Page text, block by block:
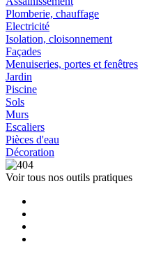
Plomberie, chauffage
Electricité
Isolation, cloisonnement
Façades
Menuiseries, portes et fenêtres
Jardin
Piscine
Sols
Murs
Escaliers
Pièces d'eau
Décoration
Voir tous nos outils pratiques